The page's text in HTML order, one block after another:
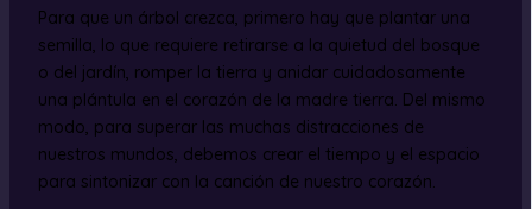
Para que un árbol crezca, primero hay que plantar una
semilla, lo que requiere retirarse a la quietud del bosque
o del jardín, romper la tierra y anidar cuidadosamente
una plántula en el corazón de la madre tierra. Del mismo
modo, para superar las muchas distracciones de
nuestros mundos, debemos crear el tiempo y el espacio
para sintonizar con la canción de nuestro corazón.